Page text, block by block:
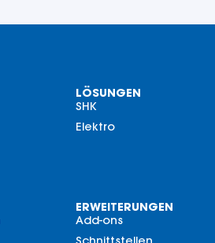
LÖSUNGEN
SHK
Elektro
ERWEITERUNGEN
Add-ons